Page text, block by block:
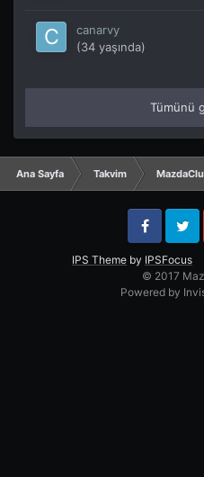
canarvy
(34 yaşında)
Tümünü
Ana Sayfa Takvim
IPS Theme by IPSFocus
FacebookTwitter
© 2017
Powered by